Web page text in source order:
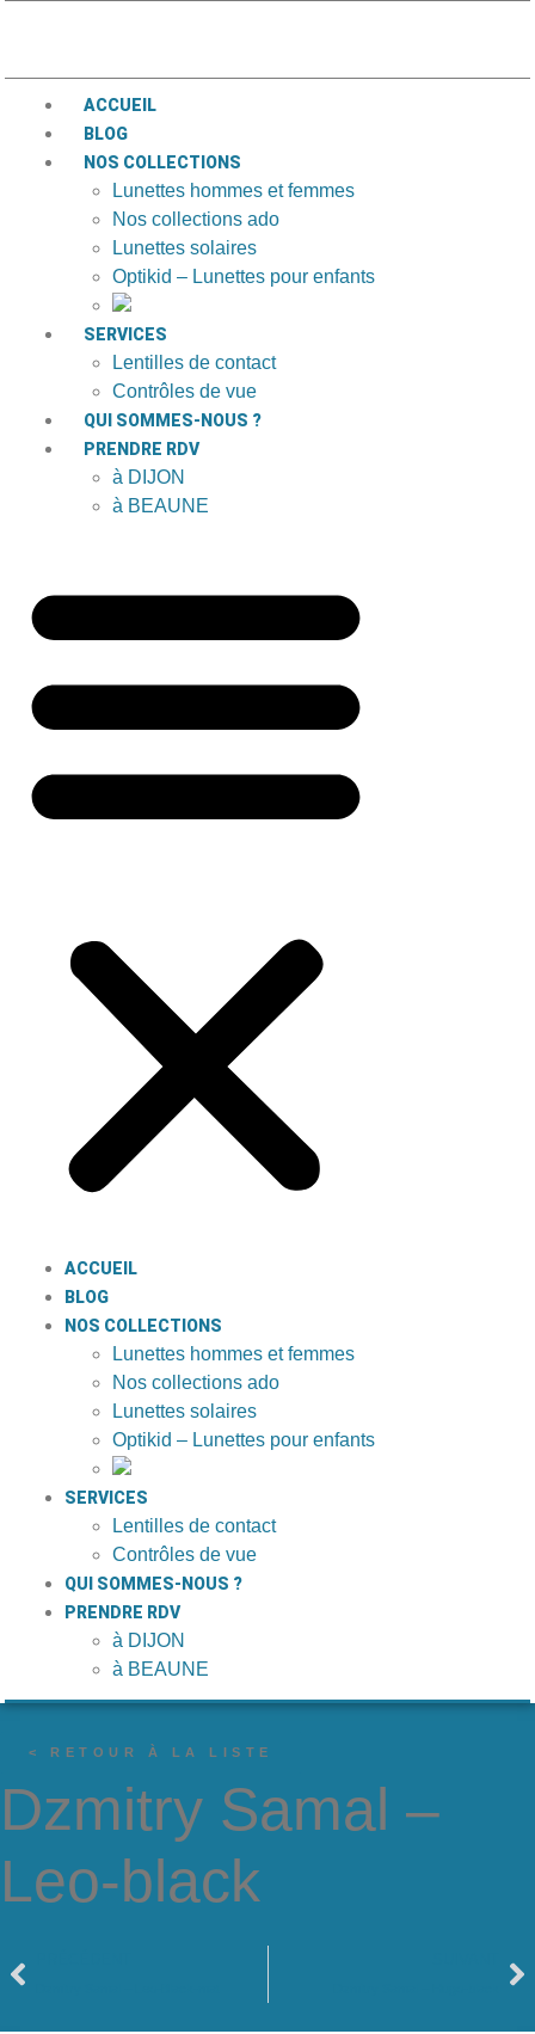
ACCUEIL
BLOG
NOS COLLECTIONS
Lunettes hommes et femmes
Nos collections ado
Lunettes solaires
Optikid – Lunettes pour enfants
SERVICES
Lentilles de contact
Contrôles de vue
QUI SOMMES-NOUS ?
PRENDRE RDV
à DIJON
à BEAUNE
ACCUEIL
BLOG
NOS COLLECTIONS
Lunettes hommes et femmes
Nos collections ado
Lunettes solaires
Optikid – Lunettes pour enfants
SERVICES
Lentilles de contact
Contrôles de vue
QUI SOMMES-NOUS ?
PRENDRE RDV
à DIJON
à BEAUNE
< RETOUR À LA LISTE
Dzmitry Samal –
Leo-black